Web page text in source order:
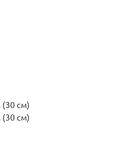
см)
см)